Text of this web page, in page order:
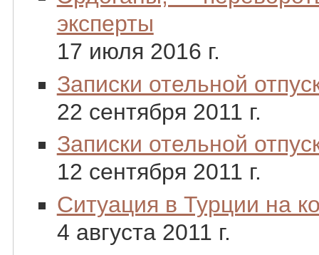
эксперты
17 июля 2016 г.
Записки отельной
22 сентября 2011 г.
Записки отельной
12 сентября 2011 г.
Ситуация в Турции на
4 августа 2011 г.